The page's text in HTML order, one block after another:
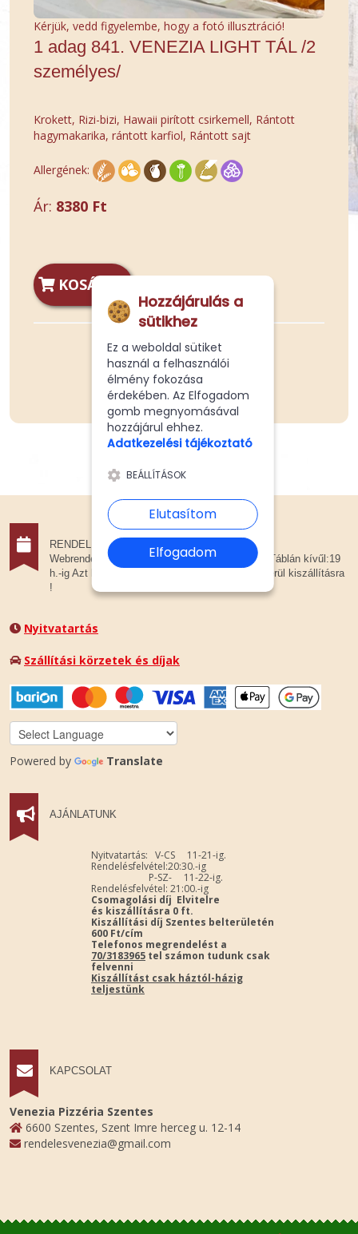
Kérjük, vedd figyelembe, hogy a fotó illusztráció!
1 adag 841. VENEZIA LIGHT TÁL /2
személyes/
Krokett, Rizi-bizi, Hawaii pirított csirkemell, Rántott
hagymakarika, rántott karfiol, Rántott sajt
Allergének:
Ár: 8380 Ft
KOSÁRBA
RENDELÉSFELVÉTEL
Webrendelését.20 óráig tudjuk csak elfogadni ! Táblán kívűl:19
h.-ig Azt követően már elfogadás esetén sem kerül kiszállításra
!
Nyitvatartás
Szállítási körzetek és díjak
Powered by Translate
AJÁNLATUNK
Nyitvatartás: V-CS 11-21-ig.
Rendelésfelvétel:20:30.-ig
P-SZ- 11-22-ig.
Rendelésfelvétel: 21:00.-ig
Csomagolási díj Elvitelre
és kiszállításra 0 ft.
Kiszállítási díj Szentes belterületén
600 Ft/cím
Telefonos megrendelést a
70/3183965 tel számon tudunk csak
felvenni
Kiszállítást csak háztól-házig
teljestünk
KAPCSOLAT
Venezia Pizzéria Szentes
6600 Szentes, Szent Imre herceg u. 12-14
rendelesvenezia@gmail.com
Hozzájárulás a
sütikhez
Ez a weboldal sütiket
használ a felhasználói
élmény fokozása
érdekében. Az Elfogadom
gomb megnyomásával
hozzájárul ehhez.
Adatkezelési tájékoztató
BEÁLLÍTÁSOK
Elutasítom
Elfogadom